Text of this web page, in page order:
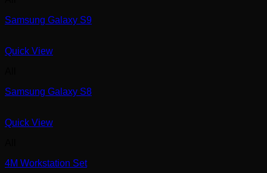
Samsung Galaxy S9
Quick View
Samsung Galaxy S8
Quick View
4M Workstation Set